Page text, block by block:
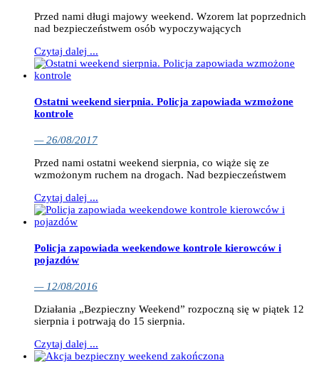
Przed nami długi majowy weekend. Wzorem lat poprzednich
nad bezpieczeństwem osób wypoczywających
Czytaj dalej ...
Ostatni weekend sierpnia. Policja zapowiada wzmożone
kontrole
— 26/08/2017
Przed nami ostatni weekend sierpnia, co wiąże się ze
wzmożonym ruchem na drogach. Nad bezpieczeństwem
Czytaj dalej ...
Policja zapowiada weekendowe kontrole kierowców i
pojazdów
— 12/08/2016
Działania „Bezpieczny Weekend” rozpoczną się w piątek 12
sierpnia i potrwają do 15 sierpnia.
Czytaj dalej ...